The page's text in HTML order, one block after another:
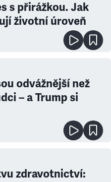
s přirážkou. Jak
životní úroveň
odvážnější než
– a Trump si
zdravotnictví: